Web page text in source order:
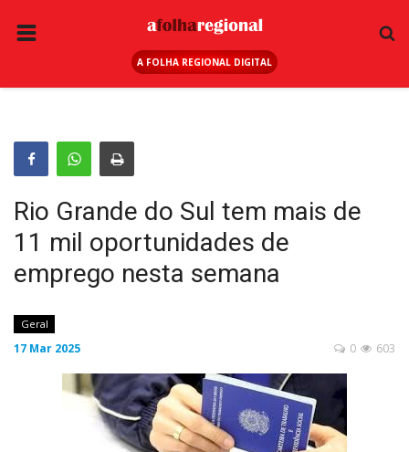
A FOLHA REGIONAL DIGITAL
ANUNCIE AQUI
ESPORTE
REGIÃO
SAÚDE
EDUCAÇÃO
SEGURANÇA
GERAL
EDITAIS
Rio Grande do Sul tem mais de
11 mil oportunidades de
emprego nesta semana
Geral
17 Mar 2025 603
0